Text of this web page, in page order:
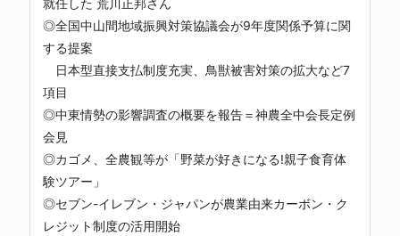
就任した 荒川正邦さん
◎全国中山間地域振興対策協議会が9年度関係予算に関
する提案
日本型直接支払制度充実、鳥獣被害対策の拡大など7
項目
◎中東情勢の影響調査の概要を報告＝神農全中会長定例
会見
◎カゴメ、全農観等が「野菜が好きになる!親子食育体
験ツアー」
◎セブン-イレブン・ジャパンが農業由来カーボン・ク
レジット制度の活用開始